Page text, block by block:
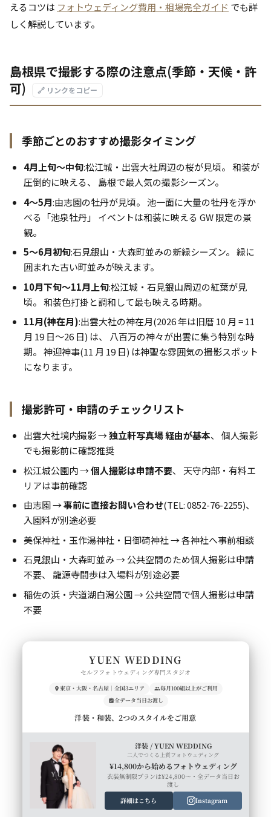
えるコツは フォトウェディング費用・相場完全ガイド でも詳
しく解説しています。
島根県で撮影する際の注意点(季節・天候・許
可)
🔗 リンクをコピー
季節ごとのおすすめ撮影タイミング
4月上旬〜中旬:松江城・出雲大社周辺の桜が見頃。 和装が
圧倒的に映える、 島根で最人気の撮影シーズン。
4〜5月:由志園の牡丹が見頃。 池一面に大量の牡丹を浮か
べる「池泉牡丹」 イベントは和装に映える GW 限定の景
観。
5〜6月初旬:石見銀山・大森町並みの新緑シーズン。 緑に
囲まれた古い町並みが映えます。
10月下旬〜11月上旬:松江城・石見銀山周辺の紅葉が見
頃。 和装色打掛と調和して最も映える時期。
11月(神在月):出雲大社の神在月(2026 年は旧暦 10 月 = 11
月 19 日〜26 日) は、 八百万の神々が出雲に集う特別な時
期。 神迎神事(11 月 19 日) は神聖な雰囲気の撮影スポット
になります。
撮影許可・申請のチェックリスト
出雲大社境内撮影 →独立軒写真場 経由が基本、 個人撮影
でも撮影前に確認推奨
松江城公園内 →個人撮影は申請不要、 天守内部・有料エ
リアは事前確認
由志園 →事前に直接お問い合わせ(TEL: 0852-76-2255)、
入園料が別途必要
美保神社・玉作湯神社・日御碕神社 → 各神社へ事前相談
石見銀山・大森町並み → 公共空間のため個人撮影は申請
不要、 龍源寺間歩は入場料が別途必要
稲佐の浜・宍道湖白潟公園 → 公共空間で個人撮影は申請
不要
YUEN WEDDING
セルフフォトウェディング専門スタジオ
東京・大阪・名古屋｜全国3エリア
毎月100組以上がご利用
全データ当日お渡し
洋装・和装、2つのスタイルをご用意
洋装 / YUEN WEDDING
二人でつくる上質フォトウェディング
¥14,800から始めるフォトウェディング
衣装無制限プランは¥24,800〜・全データ当日お
渡し
詳細はこちら
Instagram